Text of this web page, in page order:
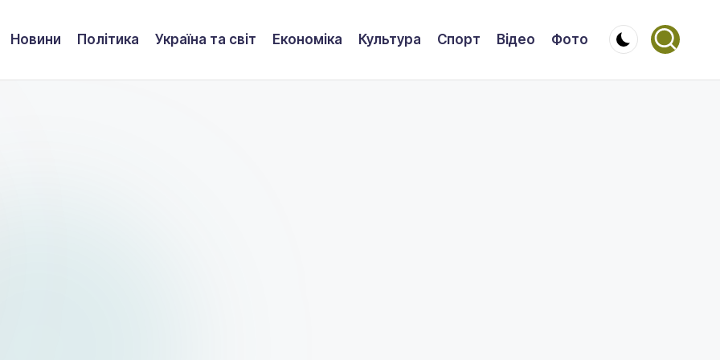
Новини Політика Україна та світ Економіка Культура Спорт Відео Фото